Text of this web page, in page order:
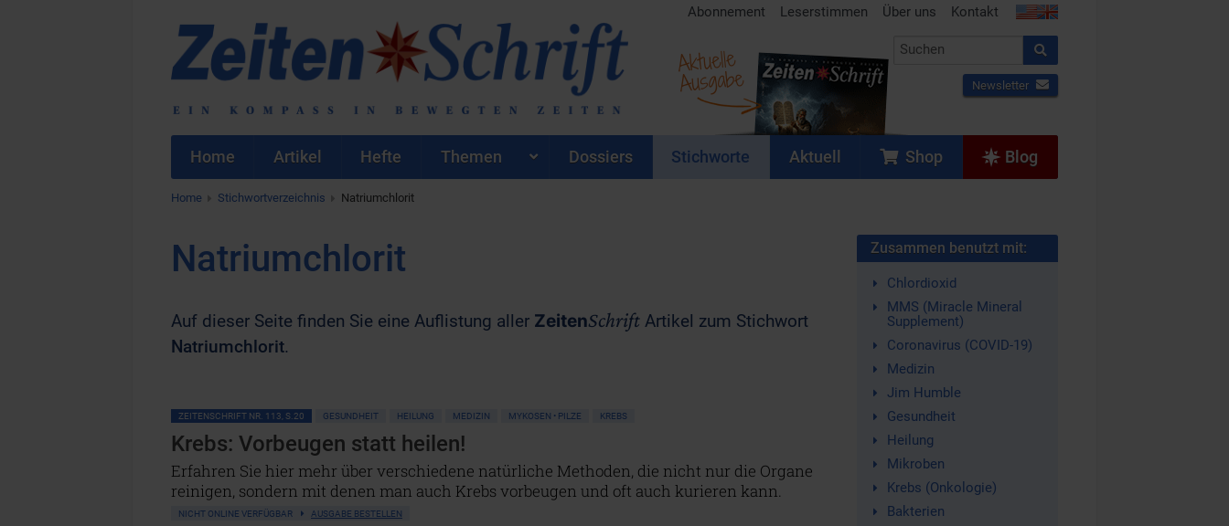
Abonnement Leserstimmen Über uns Kontakt
Newsletter
Aktuelle
Ausgabe
Home Artikel Hefte Themen Dossiers Stichworte Aktuell Shop Blog
Home Stichwortverzeichnis Natriumchlorit
Natriumchlorit
Auf dieser Seite finden Sie eine Auflistung aller ZeitenSchrift Artikel zum Stichwort
Natriumchlorit.
ZEITENSCHRIFT NR. 113, S.20 GESUNDHEIT HEILUNG MEDIZIN MYKOSEN • PILZE KREBS
Krebs: Vorbeugen statt heilen!
Erfahren Sie hier mehr über verschiedene natürliche Methoden, die nicht nur die Organe
reinigen, sondern mit denen man auch Krebs vorbeugen und oft auch kurieren kann.
NICHT ONLINE VERFÜGBAR AUSGABE BESTELLEN
Zusammen benutzt mit:
Chlordioxid
MMS (Miracle Mineral
Supplement)
Coronavirus (COVID-19)
Medizin
Jim Humble
Gesundheit
Heilung
Mikroben
Krebs (Onkologie)
Bakterien